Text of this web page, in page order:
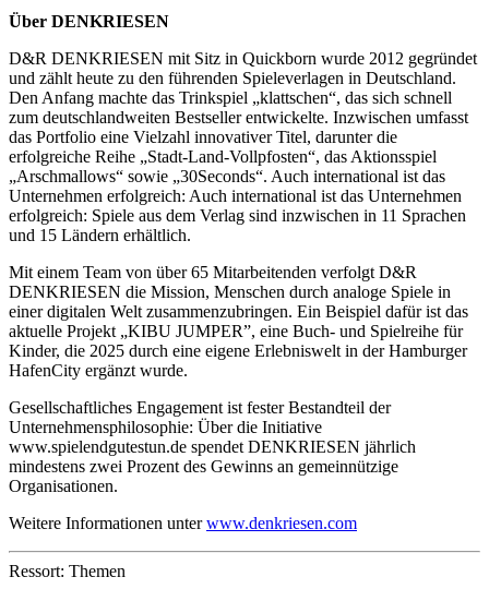
Über DENKRIESEN
D&R DENKRIESEN mit Sitz in Quickborn wurde 2012 gegründet
und zählt heute zu den führenden Spieleverlagen in Deutschland.
Den Anfang machte das Trinkspiel „klattschen“, das sich schnell
zum deutschlandweiten Bestseller entwickelte. Inzwischen umfasst
das Portfolio eine Vielzahl innovativer Titel, darunter die
erfolgreiche Reihe „Stadt-Land-Vollpfosten“, das Aktionsspiel
„Arschmallows“ sowie „30Seconds“. Auch international ist das
Unternehmen erfolgreich: Auch international ist das Unternehmen
erfolgreich: Spiele aus dem Verlag sind inzwischen in 11 Sprachen
und 15 Ländern erhältlich.
Mit einem Team von über 65 Mitarbeitenden verfolgt D&R
DENKRIESEN die Mission, Menschen durch analoge Spiele in
einer digitalen Welt zusammenzubringen. Ein Beispiel dafür ist das
aktuelle Projekt „KIBU JUMPER”, eine Buch- und Spielreihe für
Kinder, die 2025 durch eine eigene Erlebniswelt in der Hamburger
HafenCity ergänzt wurde.
Gesellschaftliches Engagement ist fester Bestandteil der
Unternehmensphilosophie: Über die Initiative
www.spielendgutestun.de spendet DENKRIESEN jährlich
mindestens zwei Prozent des Gewinns an gemeinnützige
Organisationen.
Weitere Informationen unterwww.denkriesen.com
Ressort: Themen